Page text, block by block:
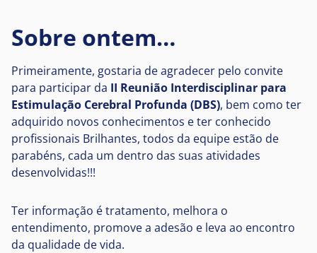
Sobre ontem…
Primeiramente, gostaria de agradecer pelo convite
para participar da II Reunião Interdisciplinar para
Estimulação Cerebral Profunda (DBS), bem como ter
adquirido novos conhecimentos e ter conhecido
profissionais Brilhantes, todos da equipe estão de
parabéns, cada um dentro das suas atividades
desenvolvidas!!!
Ter informação é tratamento, melhora o
entendimento, promove a adesão e leva ao encontro
da qualidade de vida.